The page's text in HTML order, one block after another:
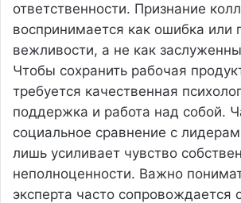
ответственности. Признание
воспринимается как ошибка или
вежливости, а не как
Чтобы сохранить рабочая
требуется качественная
поддержка и работа над собой.
социальное сравнение с
лишь усиливает чувство
неполноценности. Важно
эксперта часто сопровождается